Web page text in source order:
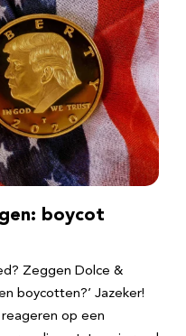
boycot
Zeggen Dolce &
boycotten?’ Jazeker!
op een